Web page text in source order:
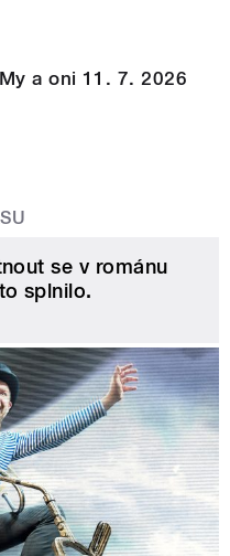
a oni 11. 7. 2026
se v románu
splnilo.